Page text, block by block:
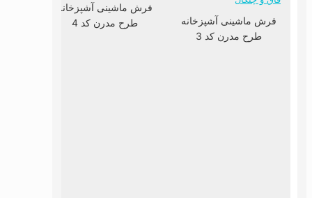
فرش ماشینی آشپزخانه
طرح مدرن کد 3
فرش ماشینی آشپزخانه
طرح مدرن کد 4